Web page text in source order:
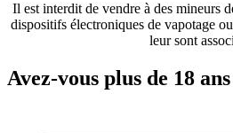
Il est interdit de vendre à des mineurs
dispositifs électroniques de vapotage
leur sont
Avez-vous plus de 18